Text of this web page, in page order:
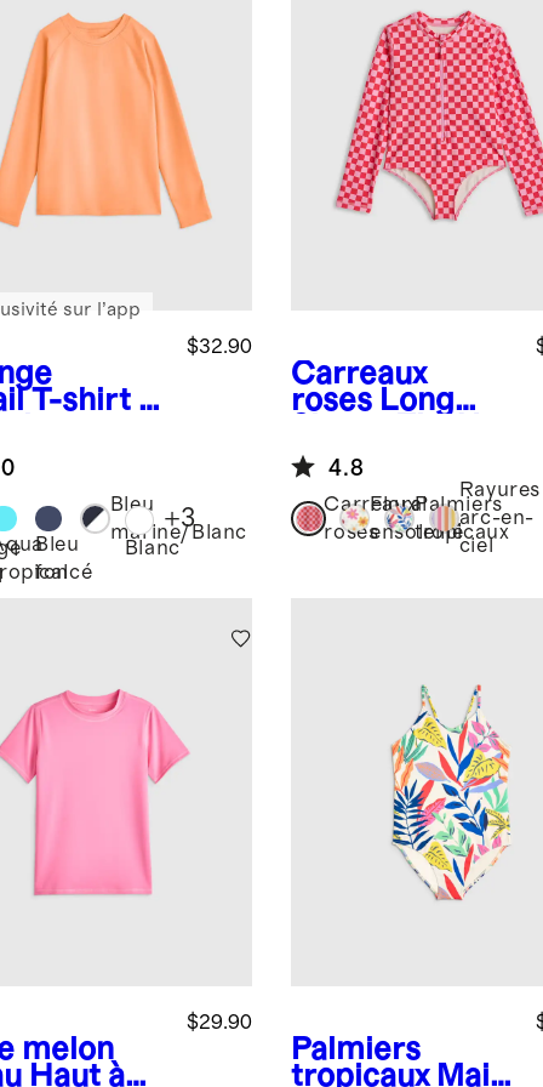
T-shirt à
raglan
$32.90
sur l’app
Bleu
foncé
Bleu
marine/Blanc
Blanc
+3
Carreaux
roses Long
Swimsuit
4.8
Carreaux
roses
Floral
ensoleillé
Palmiers
tropicaux
Rayures
arc-en-
ciel
melon
Haut à
$29.90
Palmiers
tropicaux Maill